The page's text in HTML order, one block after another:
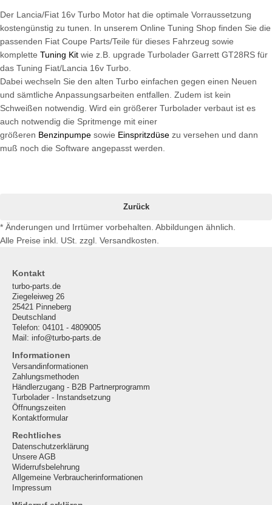
Der Lancia/Fiat 16v Turbo Motor hat die optimale Vorraussetzung
kostengünstig zu tunen. In unserem Online Tuning Shop finden Sie die
passenden Fiat Coupe Parts/Teile für dieses Fahrzeug sowie
komplette Tuning Kit wie z.B. upgrade Turbolader Garrett GT28RS für
das Tuning Fiat/Lancia 16v Turbo.
Dabei wechseln Sie den alten Turbo einfachen gegen einen Neuen
und sämtliche Anpassungsarbeiten entfallen. Zudem ist kein
Schweißen notwendig. Wird ein größerer Turbolader verbaut ist es
auch notwendig die Spritmenge mit einer
größeren Benzinpumpe sowie Einspritzdüse zu versehen und dann
muß noch die Software angepasst werden.
Zurück
* Änderungen und Irrtümer vorbehalten. Abbildungen ähnlich.
Alle Preise inkl. USt. zzgl. Versandkosten.
Kontakt
turbo-parts.de
Ziegeleiweg 26
25421 Pinneberg
Deutschland
Telefon: 04101 - 4809005
Mail: info@turbo-parts.de
Informationen
Versandinformationen
Zahlungsmethoden
Händlerzugang - B2B Partnerprogramm
Turbolader - Instandsetzung
Öffnungszeiten
Kontaktformular
Rechtliches
Datenschutzerklärung
Unsere AGB
Widerrufsbelehrung
Allgemeine Verbraucherinformationen
Impressum